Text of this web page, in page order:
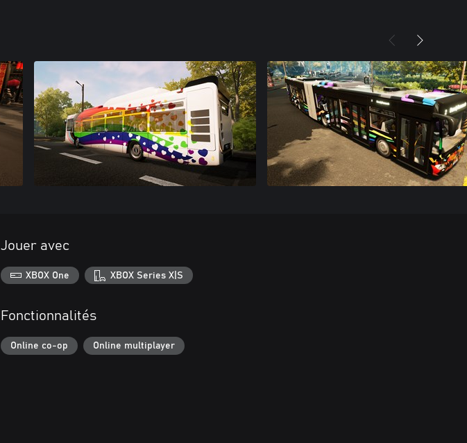
Jouer avec
XBOX One XBOX Series X|S
Fonctionnalités
Online co-op Online multiplayer